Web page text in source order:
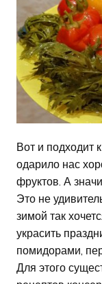
Вот и подходит
одарило нас
фруктов. А
Это не
зимой так
украсить
помидорами,
Для этого